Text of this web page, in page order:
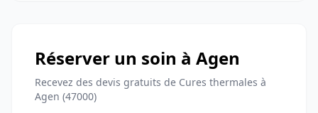
Réserver un soin à Agen
Recevez des devis gratuits de Cures thermales à
Agen (47000)